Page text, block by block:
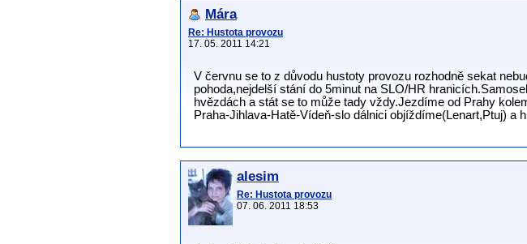
Mára
Re: Hustota provozu
17. 05. 2011 14:21
V červnu se to z důvodu hustoty provozu rozhodně sekat
pohoda,nejdelší stání do 5minut na SLO/HR
hvězdách a stát se to může tady vždy.Jezdíme od Prahy
Praha-Jihlava-Hatě-Vídeň-slo dálnici objíždíme(Lenart,Ptuj) a
alesim
Re: Hustota provozu
07. 06. 2011 18:53